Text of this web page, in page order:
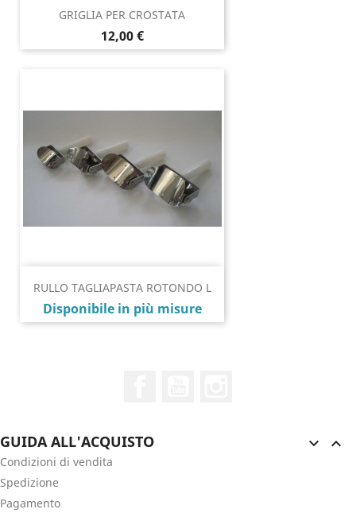
GRIGLIA PER CROSTATA
Prezzo
12,00 €
RULLO TAGLIAPASTA ROTONDO L
Prezzo
Disponibile in più misure
GUIDA ALL'ACQUISTO  
Condizioni di vendita
Spedizione
Pagamento